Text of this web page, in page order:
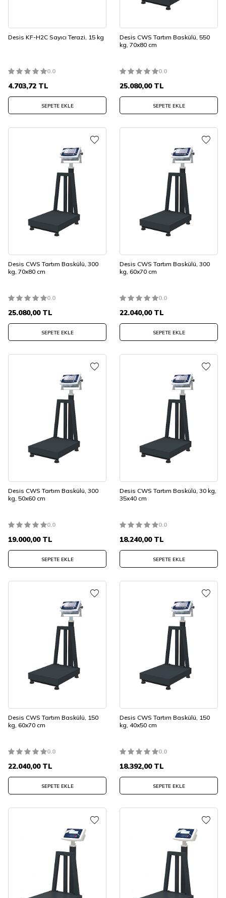
Desis KF-H2C Sayıcı Terazi, 15 kg
0.0
4.703,72 TL
SEPETE EKLE
Desis CWS Tartım Baskülü, 550
kg, 70x80 cm
0.0
25.080,00TL
SEPETE EKLE
Desis CWS Tartım Baskülü, 300
kg, 70x80 cm
0.0
25.080,00TL
SEPETE EKLE
Desis CWS Tartım Baskülü, 300
kg, 60x70 cm
0.0
22.040,00TL
SEPETE EKLE
Desis CWS Tartım Baskülü, 300
kg, 50x60 cm
0.0
19.000,00TL
SEPETE EKLE
Desis CWS Tartım Baskülü, 30 kg,
35x40 cm
0.0
18.240,00TL
SEPETE EKLE
Desis CWS Tartım Baskülü, 150
kg, 60x70 cm
0.0
22.040,00TL
SEPETE EKLE
Desis CWS Tartım Baskülü, 150
kg, 40x50 cm
0.0
18.392,00TL
SEPETE EKLE